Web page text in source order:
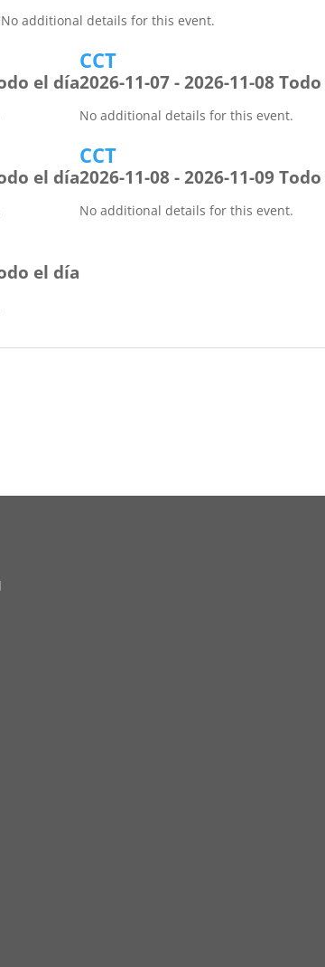
No additional details for this event.
el día
CCT
2026-11-07 - 2026-11-08
No additional details for this event.
el día
CCT
2026-11-08 - 2026-11-09
No additional details for this event.
el día